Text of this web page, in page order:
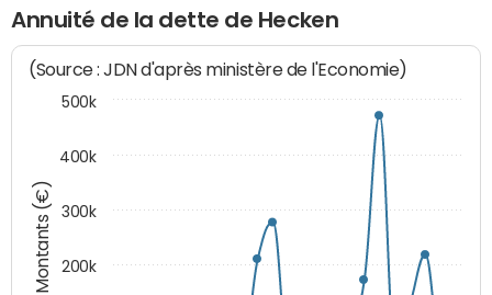
Annuité de la dette de Hecken
Montants (€)
(Source : JDN d'après ministère de l'Economie)
200k
300k
400k
500k